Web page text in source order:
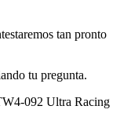
tan pronto
tu pregunta.
092 Ultra Racing